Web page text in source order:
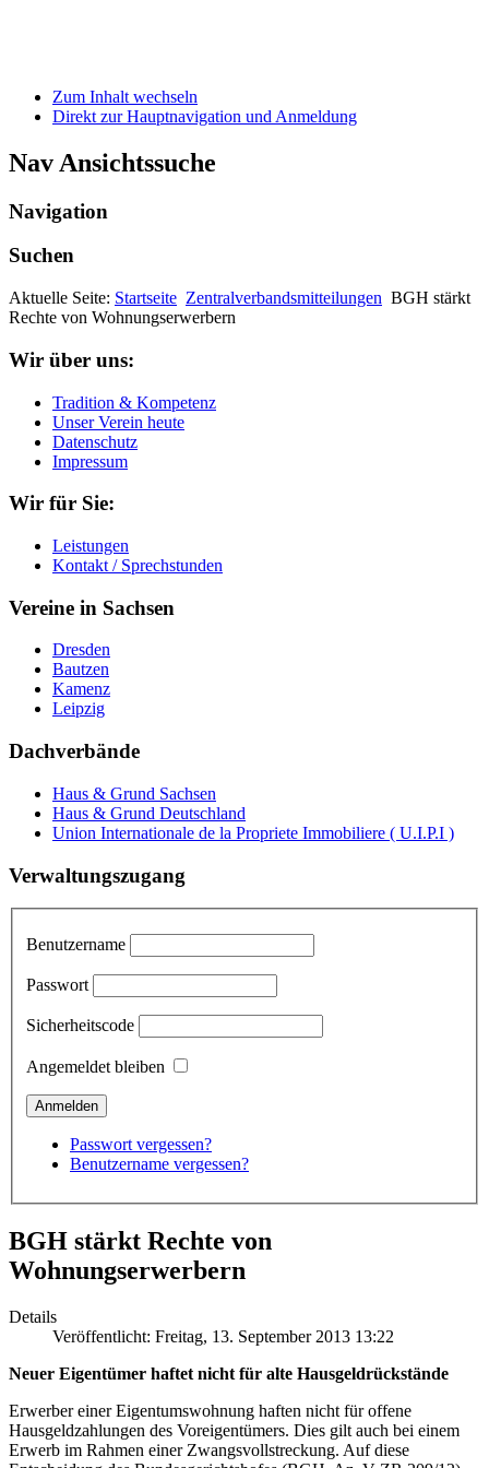
Zum Inhalt wechseln
Direkt zur Hauptnavigation und Anmeldung
Nav Ansichtssuche
Navigation
Suchen
Aktuelle Seite: Startseite Zentralverbandsmitteilungen BGH stärkt
Rechte von Wohnungserwerbern
Wir über uns:
Tradition & Kompetenz
Unser Verein heute
Datenschutz
Impressum
Wir für Sie:
Leistungen
Kontakt / Sprechstunden
Vereine in Sachsen
Dresden
Bautzen
Kamenz
Leipzig
Dachverbände
Haus & Grund Sachsen
Haus & Grund Deutschland
Union Internationale de la Propriete Immobiliere ( U.I.P.I )
Verwaltungszugang
Benutzername
Passwort
Sicherheitscode
Angemeldet bleiben
Passwort vergessen?
Benutzername vergessen?
BGH stärkt Rechte von
Wohnungserwerbern
Details
Veröffentlicht: Freitag, 13. September 2013 13:22
Neuer Eigentümer haftet nicht für alte Hausgeldrückstände
Erwerber einer Eigentumswohnung haften nicht für offene
Hausgeldzahlungen des Voreigentümers. Dies gilt auch bei einem
Erwerb im Rahmen einer Zwangsvollstreckung. Auf diese